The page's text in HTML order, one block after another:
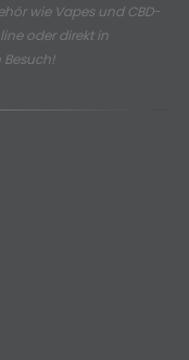
wie Vapes und CBD-
oder direkt in
Besuch!